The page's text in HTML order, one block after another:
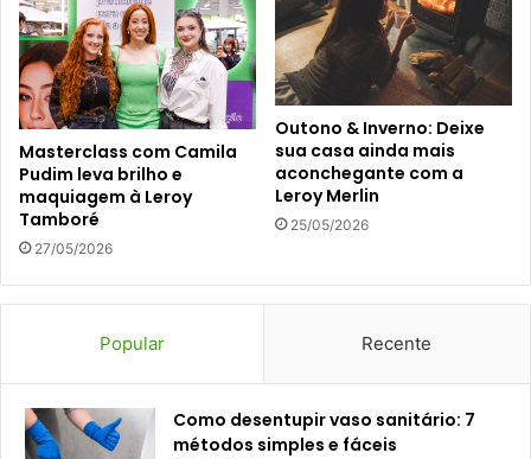
Masterclass com Camila
Pudim leva brilho e
maquiagem à Leroy
Tamboré
27/05/2026
Outono & Inverno: Deixe
sua casa ainda mais
aconchegante com a
Leroy Merlin
25/05/2026
Popular Recente
Como desentupir vaso sanitário: 7
métodos simples e fáceis